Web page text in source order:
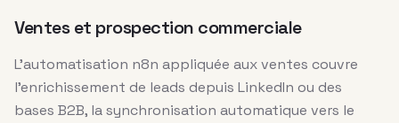
Ventes et prospection commerciale
L’automatisation n8n appliquée aux ventes couvre
l’enrichissement de leads depuis LinkedIn ou des
bases B2B, la synchronisation automatique vers le